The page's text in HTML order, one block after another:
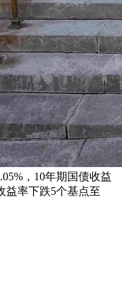
，10年期国债收益
益率下跌5个基点至